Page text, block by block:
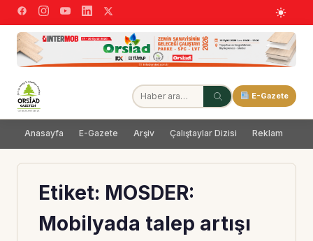
E-Gazete
Anasayfa E-Gazete Arşiv Çalıştaylar Dizisi Reklam
Etiket: MOSDER:
Mobilyada talep artışı